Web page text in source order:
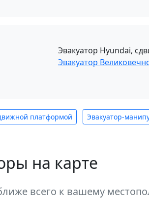
Эвакуатор Hyundai,
Эвакуатор
платформой Эвакуатор-
на карте
всего к вашему